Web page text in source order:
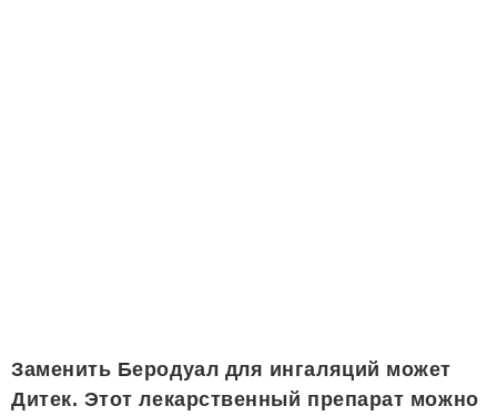
Заменить Беродуал для ингаляций может
Дитек. Этот лекарственный препарат можно